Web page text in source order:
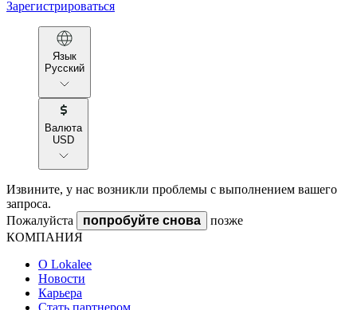
Зарегистрироваться
Язык
Русский
Валюта
USD
Извините, у нас возникли проблемы с выполнением вашего
запроса.
Пожалуйста
попробуйте снова
позже
КОМПАНИЯ
О Lokalee
Новости
Карьера
Стать партнером